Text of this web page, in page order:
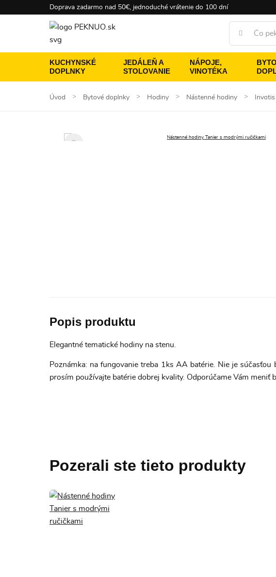
Doprava zadarmo nad 50€, jednoduché vrátenie do 100 dní
KUCHYNSKÉ
DOPLNKY
JEDÁLEŇ A
STOLOVANIE
NÁPOJE,
VINOTÉKA
Úvod Bytové doplnky Hodiny Nástenné hodiny Invotis
Popis produktu
Elegantné tematické hodiny na stenu.
Poznámka: na fungovanie treba 1ks AA batérie. Nie je súčasťou
prosím používajte batérie dobrej kvality. Odporúčame Vám meniť
Pozerali ste tieto produkty